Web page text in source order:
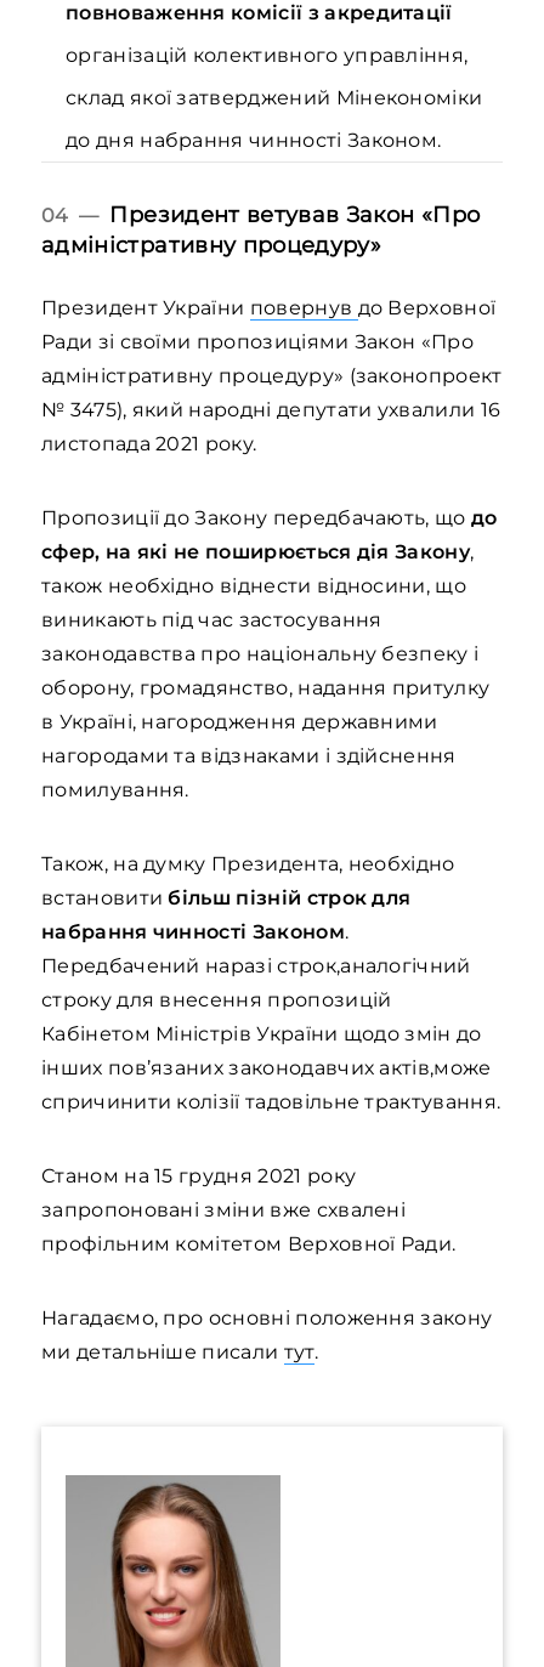
повноваження комісії з акредитації
організацій колективного управління,
склад якої затверджений Мінекономіки
до дня набрання чинності Законом.
04 — Президент ветував Закон «Про
адміністративну процедуру»
Президент України повернув до Верховної
Ради зі своїми пропозиціями Закон «Про
адміністративну процедуру» (законопроект
№ 3475), який народні депутати ухвалили 16
листопада 2021 року.
Пропозиції до Закону передбачають, що до
сфер, на які не поширюється дія Закону,
також необхідно віднести відносини, що
виникають під час застосування
законодавства про національну безпеку і
оборону, громадянство, надання притулку
в Україні, нагородження державними
нагородами та відзнаками і здійснення
помилування.
Також, на думку Президента, необхідно
встановитибільш пізній строк для
набрання чинності Законом.
Передбачений наразі строк,аналогічний
строку для внесення пропозицій
Кабінетом Міністрів України щодо змін до
інших пов’язаних законодавчих актів,може
спричинити колізії тадовільне трактування.
Станом на 15 грудня 2021 року
запропоновані зміни вже схвалені
профільним комітетом Верховної Ради.
Нагадаємо, про основні положення закону
ми детальніше писали тут.